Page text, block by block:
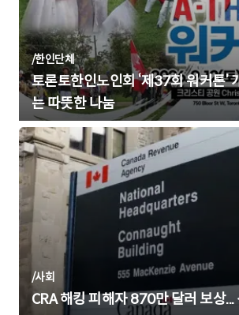
/한인단체
토론토한인노인회 ‘제37회 워커톤’
는 따뜻한 나눔
/사회
CRA 해킹 피해자 870만 달러 보상...